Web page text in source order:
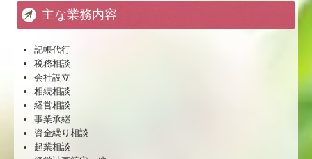
主な業務内容
記帳代行
税務相談
会社設立
相続相談
経営相談
事業承継
資金繰り相談
起業相談